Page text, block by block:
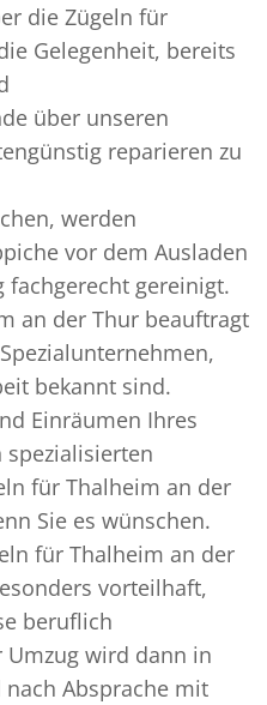
die Zügeln für
Gelegenheit, bereits
über unseren
reparieren zu
werden
vor dem Ausladen
fachgerecht gereinigt.
an der Thur beauftragt
bekannt sind.
Einräumen Ihres
spezialisierten
für Thalheim an der
Sie es wünschen.
für Thalheim an der
vorteilhaft,
beruflich
wird dann in
Absprache mit